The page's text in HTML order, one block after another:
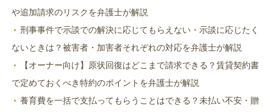
や追加請求のリスクを弁護士が解説
刑事事件で示談での解決に応じてもらえない・示談に応じたく
ないときは？被害者・加害者それぞれの対応を弁護士が解説
【オーナー向け】原状回復はどこまで請求できる？賃貸契約書
で定めておくべき特約のポイントを弁護士が解説
養育費を一括で支払ってもらうことはできる？未払い不安・贈